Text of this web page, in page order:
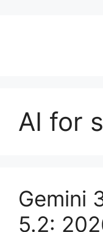
AI for
Gemini
5.2: